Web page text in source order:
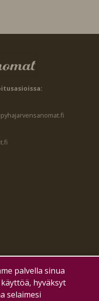
palvella sinua
hyväksyt
selaimesi